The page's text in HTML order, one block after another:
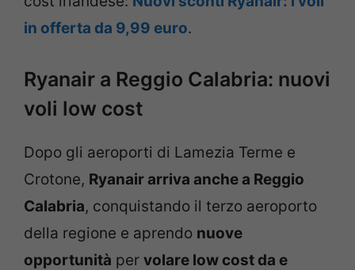
in offerta da 9,99 euro.
Ryanair a Reggio Calabria: nuovi
voli low cost
Dopo gli aeroporti di Lamezia Terme e
Crotone, Ryanair arriva anche a Reggio
Calabria, conquistando il terzo aeroporto
della regione e aprendo nuove
opportunità per volare low cost da e